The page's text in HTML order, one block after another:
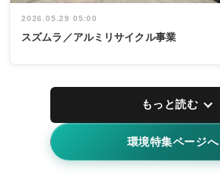
2026.05.29 05:00
スズムラ／アルミリサイクル事業
もっと読む
環境特集ページへ